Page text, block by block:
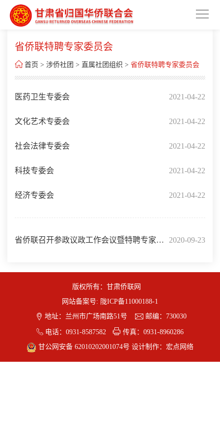
省侨联特聘专家委员会
 首页 > 涉侨社团 > 直属社团组织 > 省侨联特聘专家委员会
2021-04-22
医药卫生专委会
2021-04-22
文化艺术专委会
2021-04-22
社会法律专委会
2021-04-22
科技专委会
2021-04-22
经济专委会
2020-09-23
省侨联召开参政议政工作会议暨特聘专家委
版权所有：甘肃侨联网
网站备案号: 陇ICP备11000188-1
 地址：兰州市广场南路51号  邮编：730030
 电话：0931-8587582 传真：0931-8960286
甘公网安备 62010202001074号 设计制作： 宏点网络